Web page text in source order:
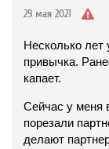
29 мая 2021
Несколько лет
привычка.
капает.
Сейчас у меня
порезали
делают